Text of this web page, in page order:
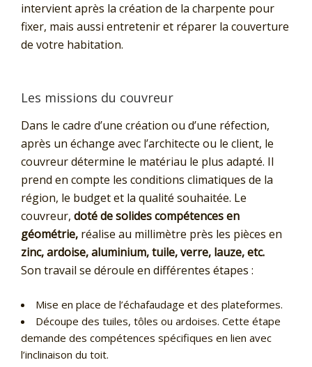
intervient après la création de la charpente pour
fixer, mais aussi entretenir et réparer la couverture
de votre habitation.
Les missions du couvreur
Dans le cadre d’une création ou d’une réfection,
après un échange avec l’architecte ou le client, le
couvreur détermine le matériau le plus adapté. Il
prend en compte les conditions climatiques de la
région, le budget et la qualité souhaitée. Le
couvreur, doté de solides compétences en
géométrie, réalise au millimètre près les pièces en
zinc, ardoise, aluminium, tuile, verre, lauze, etc.
Son travail se déroule en différentes étapes :
Mise en place de l’échafaudage et des plateformes.
Découpe des tuiles, tôles ou ardoises. Cette étape
demande des compétences spécifiques en lien avec
l’inclinaison du toit.